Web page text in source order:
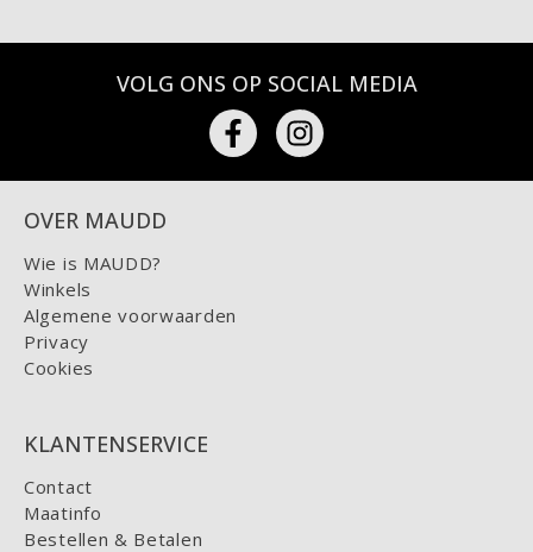
VOLG ONS OP SOCIAL MEDIA
OVER MAUDD
Wie is MAUDD?
Winkels
Algemene voorwaarden
Privacy
Cookies
KLANTENSERVICE
Contact
Maatinfo
Bestellen & Betalen